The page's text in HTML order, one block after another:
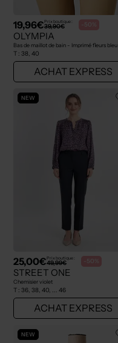
19,96€Prix boutique :
39,90€ -50%
OLYMPIA
Bas de maillot de bain - Imprimé fleurs bleu
T : 38, 40
ACHAT EXPRESS
NEW
25,00€Prix boutique :
49,99€ -50%
STREET ONE
Chemisier violet
T : 36, 38, 40, ... 46
ACHAT EXPRESS
NEW